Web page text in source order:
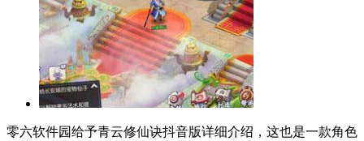
零六软件园给予青云修仙诀抖音版详细介绍，这也是一款角色